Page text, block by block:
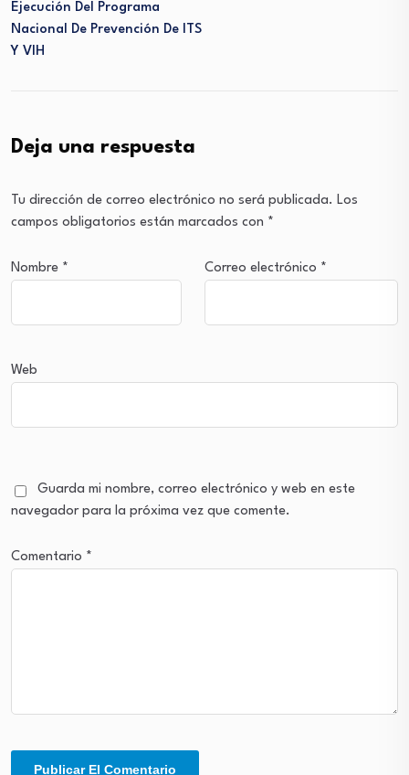
Ejecución Del Programa
Nacional De Prevención De ITS
Y VIH
Deja una respuesta
Tu dirección de correo electrónico no será publicada. Los
campos obligatorios están marcados con *
Nombre * Correo electrónico *
Web
Guarda mi nombre, correo electrónico y web en este
navegador para la próxima vez que comente.
Comentario *